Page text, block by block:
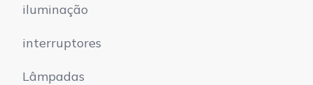
iluminação
interruptores
Lâmpadas